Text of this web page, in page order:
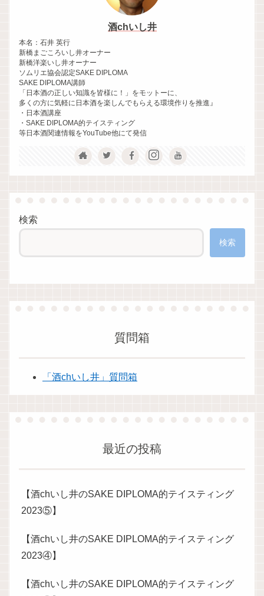
酒chいし井
本名：石井 英行
新橋まごころいし井オーナー
新橋洋楽いし井オーナー
ソムリエ協会認定SAKE DIPLOMA
SAKE DIPLOMA講師
「日本酒の正しい知識を皆様に！」をモットーに、
多くの方に気軽に日本酒を楽しんでもらえる環境作りを推進』
・日本酒講座
・SAKE DIPLOMA的テイスティング
等日本酒関連情報をYouTube他にて発信
検索
検索
質問箱
「酒chいし井」質問箱
最近の投稿
【酒chいし井のSAKE DIPLOMA的テイスティング
2023⑤】
【酒chいし井のSAKE DIPLOMA的テイスティング
2023④】
【酒chいし井のSAKE DIPLOMA的テイスティング